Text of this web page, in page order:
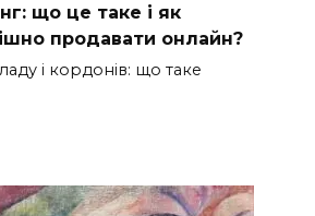
що це таке і як
продавати онлайн?
і кордонів: що таке